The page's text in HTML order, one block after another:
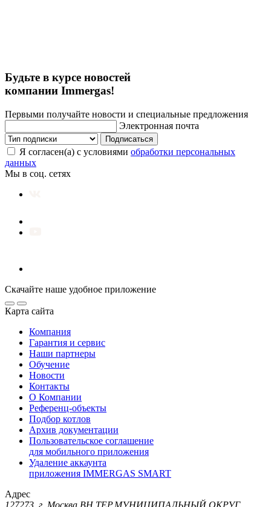
Будьте в курсе новостей
компании Immergas!
Первыми получайте новости и специальные предложения
Электронная почта
Подписаться
Я согласен(а) с условиями обработки персональных
данных
Мы в соц. сетях
Скачайте наше удобное приложение
Карта сайта
Компания
Гарантия и сервис
Наши партнеры
Обучение
Новости
Контакты
О Компании
Референц-объекты
Подбор котлов
Архив документации
Пользовательское соглашение
для мобильного приложения
Удаление аккаунта
приложения IMMERGAS SMART
Адрес
127273, г. Москва ВН.ТЕР.МУНИЦИПАЛЬНЫЙ ОКРУГ